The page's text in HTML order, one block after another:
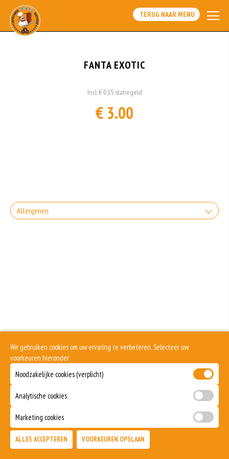
TERUG NAAR MENU
FANTA EXOTIC
Incl. € 0,15 statiegeld
€ 3.00
Allergenen
We gebruiken cookies om uw ervaring te verbeteren. Selecteer uw
voorkeuren hieronder
Noodzakelijke cookies (verplicht)
Analytische cookies
Marketing cookies
ALLES ACCEPTEREN VOORKEUREN OPSLAAN